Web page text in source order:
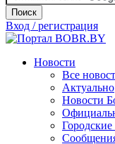
Поиск
Вход / регистрация
Новости
Все
Актуально
Новости